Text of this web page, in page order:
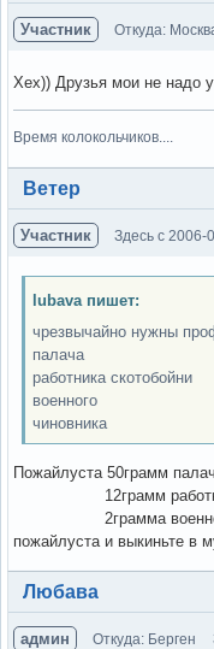
Участник Откуда:
Хех)) Друзья мои не надо
Время колокольчиков....
Вне форума
Ветер
Участник Здесь с 2006-
lubava пишет:
чрезвычайно нужны
палача
работника скотобойни
военного
чиновника
Пожайлуста 50грамм
12грамм
2грамма военного и
пожайлуста и выкиньте в
Вне форума
Любава
админ Откуда: Берген